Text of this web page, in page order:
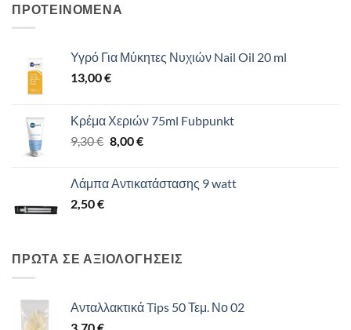
ΠΡΟΤΕΙΝΟΜΕΝΑ
Υγρό Για Μύκητες Νυχιών Nail Oil 20 ml
13,00€
Κρέμα Χεριών 75ml Fubpunkt
9,30€ Original
9,30 €.
8,00€Η
είναι:
Λάμπα Αντικατάστασης 9 watt
2,50€
ΠΡΩΤΑ ΣΕ ΑΞΙΟΛΟΓΗΣΕΙΣ
Ανταλλακτικά Tips 50 Τεμ. Νο 02